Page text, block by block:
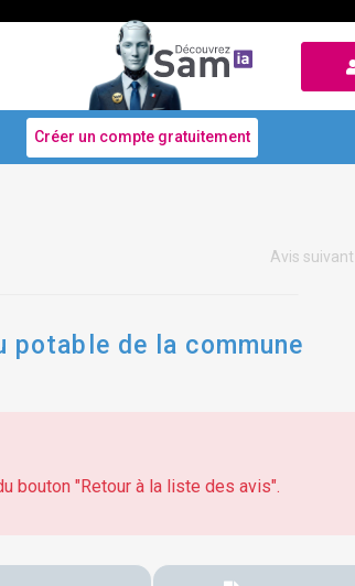
Créer un compte gratuitement
Avis suivant
potable de la commune
bouton "Retour à la liste des avis".